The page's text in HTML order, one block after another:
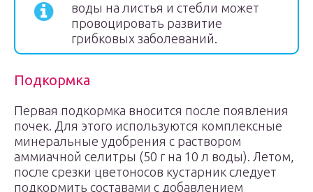
воды на листья и стебли может
провоцировать развитие
грибковых заболеваний.
Подкормка
Первая подкормка вносится после появления
почек. Для этого используются комплексные
минеральные удобрения с раствором
аммиачной селитры (50 г на 10 л воды). Летом,
после срезки цветоносов кустарник следует
подкормить составами с добавлением